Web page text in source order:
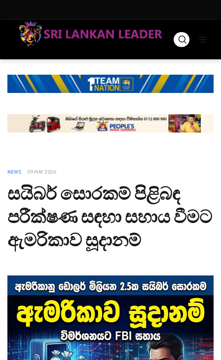
NEWS 09 MAY 2026
සයිබර් සොරකම් පිළිබඳ
පරීක්ෂණ සඳහා සහාය වීමට
ඇමරිකාව සූදානම්